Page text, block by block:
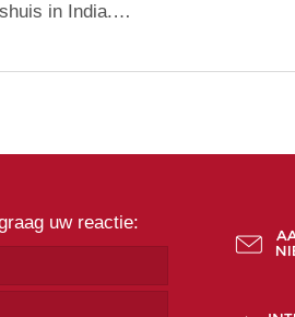
in India.…
uw reactie: